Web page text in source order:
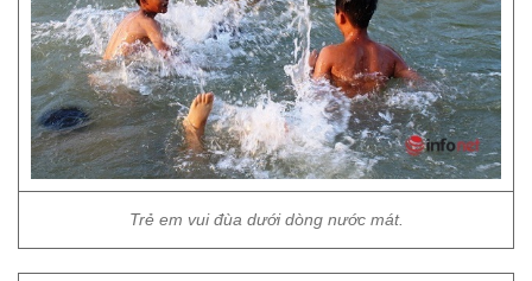
Trẻ em vui đùa dưới dòng nước mát.